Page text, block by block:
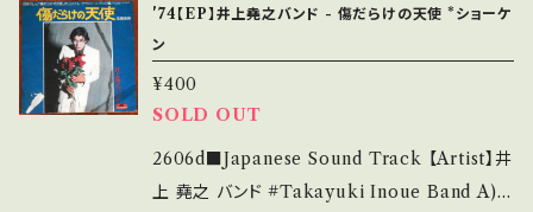
cond hand. *詳しくは ■■■状態・説明 / 発
送について■■■ をご覧ください。 https://on
bankutsu.thebase.in/items/14252144 お知
らせ等は、About 画面にてご確認ください。 __
他、+ - で補足しています。 *中古という事をご理
解して頂ける方のご購入をお願い致します。 Ple
ase purchase it if you understand that it
is second hand. *詳しくは ■■■状態・説明
/ 発送について■■■ をご覧ください。 https://
onbankutsu.thebase.in/items/14252144
023 / ワーナー *4th /田中絹代追悼盤・倉本
聰・名作ドラマ A)作詞：藤公之介, 作曲：森田公
一, 編曲：井上堯之 B)作詞曲：河島英五, 編曲：
井上堯之 ■参考視聴■ https://youtu.be/M
EY6dB-nEjs?si=uHsEjQl8DjpZaAyS 【Con
dition】 Jacket/Record：B/B (国内盤) *ジャ
'74【EP】井上堯之バンド - 傷だらけの天使 *ショーケ
ン
¥400
SOLD OUT
2606d■Japanese Sound Track 【Artist】井
上 堯之 バンド #Takayuki Inoue Band A)